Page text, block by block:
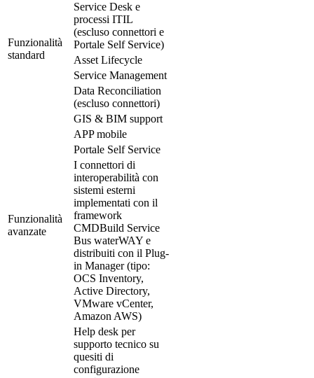
Funzionalità
standard
Service Desk e
processi ITIL
(escluso connettori e
Portale Self Service)
Asset Lifecycle
Service Management
Data Reconciliation
(escluso connettori)
GIS & BIM support
Funzionalità
avanzate
APP mobile
Portale Self Service
I connettori di
interoperabilità con
sistemi esterni
implementati con il
framework
CMDBuild Service
Bus waterWAY e
distribuiti con il Plug-
in Manager (tipo:
OCS Inventory,
Active Directory,
VMware vCenter,
Amazon AWS)
Help desk per
supporto tecnico su
quesiti di
configurazione